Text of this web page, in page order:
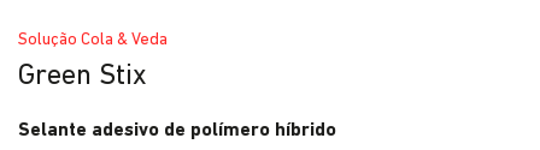
Solução Cola & Veda
Green Stix
Selante adesivo de polímero híbrido